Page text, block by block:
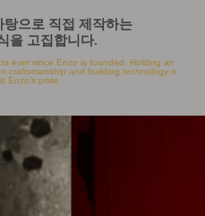
으로 직접 제작하는
을 고집합니다.
ever since Enzo is founded. Holding an
craftsmanship and building technology o
Enzo’s pride